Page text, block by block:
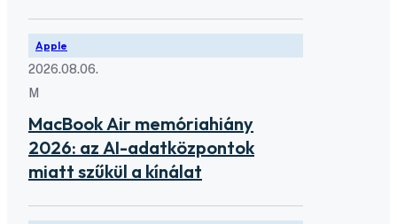
Apple
2026.08.06.
M
MacBook Air memóriahiány
2026: az AI-adatközpontok
miatt szűkül a kínálat